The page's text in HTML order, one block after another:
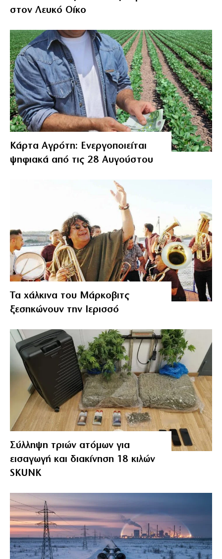
στον Λευκό Οίκο
Κάρτα Αγρότη: Ενεργοποιείται
ψηφιακά από τις 28 Αυγούστου
Τα χάλκινα του Μάρκοβιτς
ξεσηκώνουν την Ιερισσό
Σύλληψη τριών ατόμων για
εισαγωγή και διακίνηση 18 κιλών
SKUNK